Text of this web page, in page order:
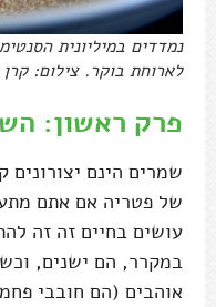
נמדדים במיליונית
לארוחת בוקר. צילום: קרן
פרק ראשון:
שמרים הינם יצורונים
של פטריה אם אתם
עושים בחיים זה זה
במקרר, הם ישנים,
אוהבים (הם חובבי